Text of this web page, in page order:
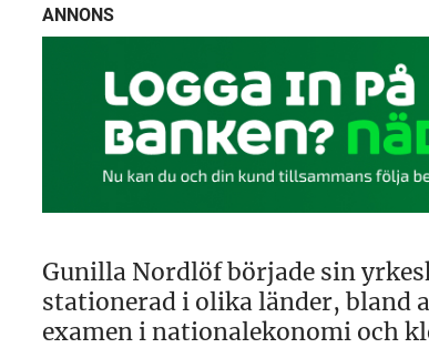
ANNONS
Gunilla Nordlöf började sin
stationerad i olika länder, bland
examen i nationalekonomi och